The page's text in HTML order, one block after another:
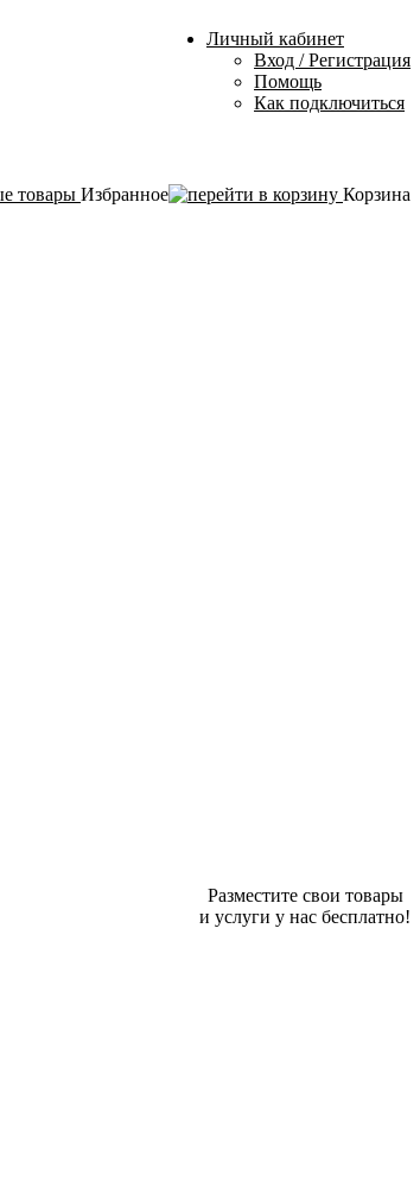
Личный кабинет
Вход / Регистрация
Помощь
Как подключиться
Избранное Корзина
Разместите свои товары
и услуги у нас бесплатно!